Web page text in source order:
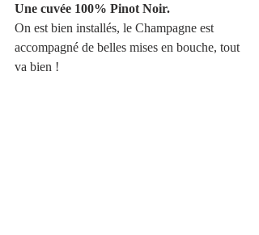
Une cuvée 100% Pinot Noir.
On est bien installés, le Champagne est
accompagné de belles mises en bouche, tout
va bien !